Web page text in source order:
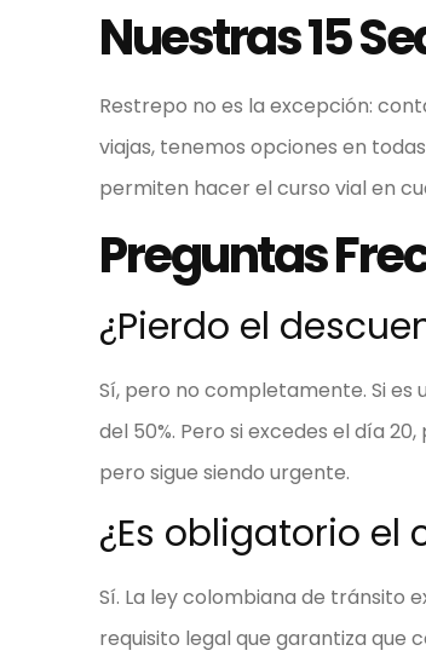
Nuestras 15
Restrepo no es la excepción:
viajas, tenemos opciones en
permiten hacer el curso vial en
Preguntas
¿Pierdo el
Sí, pero no completamente. Si
del 50%. Pero si excedes el día
pero sigue siendo urgente.
¿Es obligatorio el
Sí. La ley colombiana de tránsito
requisito legal que garantiza que